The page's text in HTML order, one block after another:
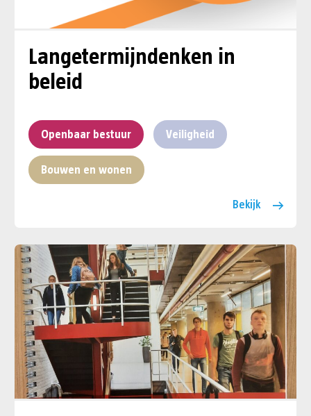
Langetermijndenken in
beleid
Openbaar bestuur Veiligheid
Bouwen en wonen
Bekijk